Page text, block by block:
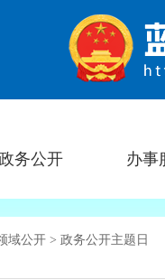
务公开 办事
域公开 > 政务公开主题日